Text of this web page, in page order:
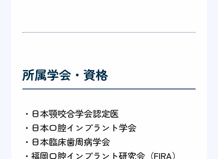
所属学会・資格
・日本顎咬合学会認定医
・日本口腔インプラント学会
・日本臨床歯周病学会
・福岡口腔インプラント研究会（FIRA）